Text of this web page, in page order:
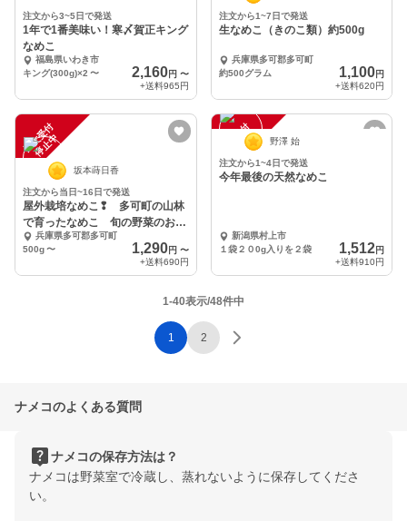
注文から3~5日で発送
1年で1番美味い！寒〆賀正キング
なめこ
福島県いわき市
キング(300g)×2 〜 2,160円 〜
+送料965円
注文から1~7日で発送
生なめこ（きのこ類）約500g
兵庫県多可郡多可町
約500グラム
1,100円
+送料620円
注
文
受
付
停
止
中
坂本蒔日香
注文から当日~16日で発送
屋外栽培なめこ❢ 多可町の山林
で育ったなめこ 旬の野菜のおま
け付き！
兵庫県多可郡多可町
500g〜 1,290円 〜
+送料690円
注
文
受
付
停
止
中 野澤 始
注文から1~4日で発送
今年最後の天然なめこ
新潟県村上市
１袋２０0g入りを２袋
1,512円
+送料910円
1-40表示/48件中
1 2
ナメコのよくある質問
live_helpナメコの保存方法は？
ナメコは野菜室で冷蔵し、蒸れないように保存してくださ
い。